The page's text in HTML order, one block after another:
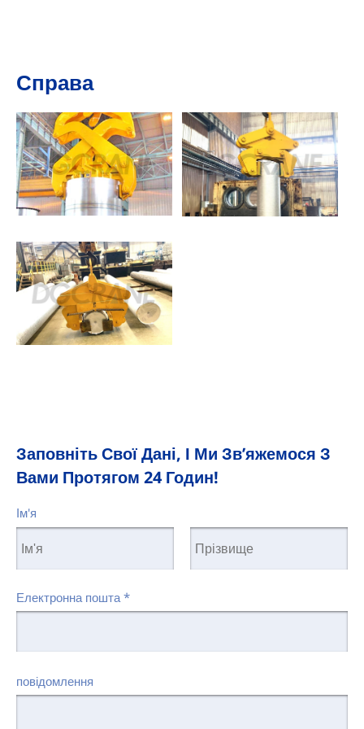
Справа
Заповніть Свої Дані, І Ми Зв’яжемося З
Вами Протягом 24 Годин!
Ім'я
Електронна пошта *
повідомлення